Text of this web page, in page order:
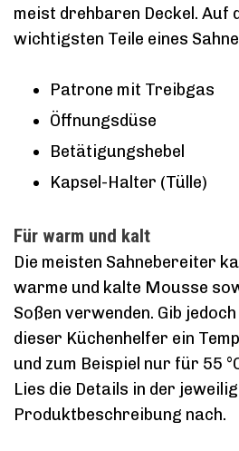
meist drehbaren Deckel. Auf
wichtigsten Teile eines
Patrone mit Treibgas
Öffnungsdüse
Betätigungshebel
Kapsel-Halter (Tülle)
Für warm und kalt
Die meisten Sahnebereiter
warme und kalte Mousse
Soßen verwenden. Gib
dieser Küchenhelfer ein
und zum Beispiel nur für 55
Lies die Details in der
Produktbeschreibung nach.